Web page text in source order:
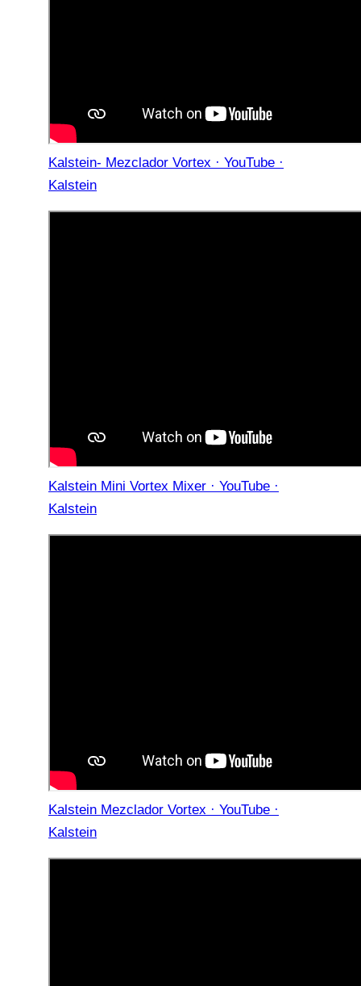
Kalstein- Mezclador Vortex · YouTube ·
Kalstein
Kalstein Mini Vortex Mixer · YouTube ·
Kalstein
Kalstein Mezclador Vortex · YouTube ·
Kalstein